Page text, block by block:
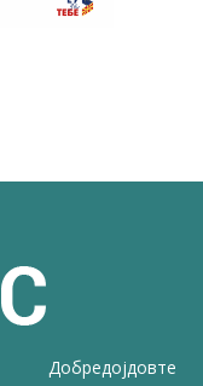
Добредојдовте